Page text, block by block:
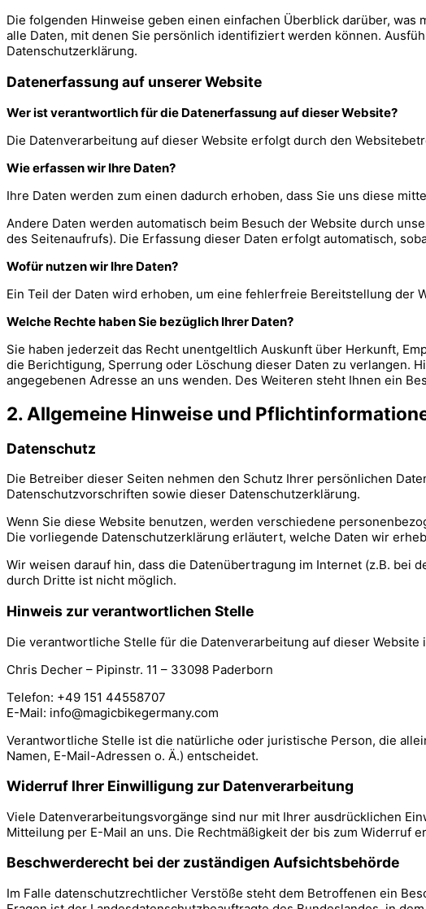
Die folgenden Hinweise geben einen einfachen Überblick darüber,
alle Daten, mit denen Sie persönlich identifiziert werden können.
Datenschutzerklärung.
Datenerfassung auf unserer Website
Wer ist verantwortlich für die Datenerfassung auf dieser Website?
Die Datenverarbeitung auf dieser Website erfolgt durch den
Wie erfassen wir Ihre Daten?
Ihre Daten werden zum einen dadurch erhoben, dass Sie uns diese
Andere Daten werden automatisch beim Besuch der Website durch
des Seitenaufrufs). Die Erfassung dieser Daten erfolgt automatisch,
Wofür nutzen wir Ihre Daten?
Ein Teil der Daten wird erhoben, um eine fehlerfreie Bereitstellung der
Welche Rechte haben Sie bezüglich Ihrer Daten?
Sie haben jederzeit das Recht unentgeltlich Auskunft über Herkunft,
die Berichtigung, Sperrung oder Löschung dieser Daten zu verlangen.
angegebenen Adresse an uns wenden. Des Weiteren steht Ihnen ein
2. Allgemeine Hinweise und
Datenschutz
Die Betreiber dieser Seiten nehmen den Schutz Ihrer persönlichen
Datenschutzvorschriften sowie dieser Datenschutzerklärung.
Wenn Sie diese Website benutzen, werden verschiedene
Die vorliegende Datenschutzerklärung erläutert, welche Daten wir
Wir weisen darauf hin, dass die Datenübertragung im Internet (z.B. bei
durch Dritte ist nicht möglich.
Hinweis zur verantwortlichen Stelle
Die verantwortliche Stelle für die Datenverarbeitung auf dieser Website
Chris Decher – Pipinstr. 11 – 33098 Paderborn
Telefon: +49 151 44558707
E-Mail: info@magicbikegermany.com
Verantwortliche Stelle ist die natürliche oder juristische Person, die
Namen, E-Mail-Adressen o. Ä.) entscheidet.
Widerruf Ihrer Einwilligung zur Datenverarbeitung
Viele Datenverarbeitungsvorgänge sind nur mit Ihrer ausdrücklichen
Mitteilung per E-Mail an uns. Die Rechtmäßigkeit der bis zum Widerruf
Beschwerderecht bei der zuständigen Aufsichtsbehörde
Im Falle datenschutzrechtlicher Verstöße steht dem Betroffenen ein